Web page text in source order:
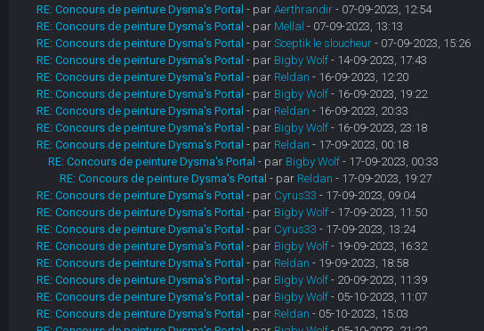
RE: Concours de peinture Dysma's Portal - par Aerthrandir- 07-09-2023, 12:54
RE: Concours de peinture Dysma's Portal - par Mellal - 07-09-2023, 13:13
RE: Concours de peinture Dysma's Portal - par Sceptik le sloucheur- 07-09-2023, 15:26
RE: Concours de peinture Dysma's Portal - par Bigby Wolf- 14-09-2023, 17:43
RE: Concours de peinture Dysma's Portal - par Reldan - 16-09-2023, 12:20
RE: Concours de peinture Dysma's Portal - par Bigby Wolf- 16-09-2023, 19:22
RE: Concours de peinture Dysma's Portal - par Reldan - 16-09-2023, 20:33
RE: Concours de peinture Dysma's Portal - par Bigby Wolf- 16-09-2023, 23:18
RE: Concours de peinture Dysma's Portal - par Reldan - 17-09-2023, 00:18
RE: Concours de peinture Dysma's Portal - par Bigby Wolf- 17-09-2023, 00:33
RE: Concours de peinture Dysma's Portal - par Reldan - 17-09-2023, 19:27
RE: Concours de peinture Dysma's Portal - par Cyrus33 - 17-09-2023, 09:04
RE: Concours de peinture Dysma's Portal - par Bigby Wolf- 17-09-2023, 11:50
RE: Concours de peinture Dysma's Portal - par Cyrus33 - 17-09-2023, 13:24
RE: Concours de peinture Dysma's Portal - par Bigby Wolf- 19-09-2023, 16:32
RE: Concours de peinture Dysma's Portal - par Reldan - 19-09-2023, 18:58
RE: Concours de peinture Dysma's Portal - par Bigby Wolf- 20-09-2023, 11:39
RE: Concours de peinture Dysma's Portal - par Bigby Wolf- 05-10-2023, 11:07
RE: Concours de peinture Dysma's Portal - par Reldan - 05-10-2023, 15:03